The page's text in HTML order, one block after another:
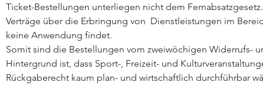
Ticket-Bestellungen unterliegen nicht dem Fernabsatzgesetz.
Verträge über die Erbringung von  Dienstleistungen im
keine Anwendung findet.
Somit sind die Bestellungen vom zweiwöchigen Widerrufs-
Hintergrund ist, dass Sport-, Freizeit- und
Rückgaberecht kaum plan- und wirtschaftlich durchführbar